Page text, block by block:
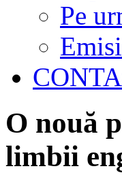
Pe
O nouă
limbii